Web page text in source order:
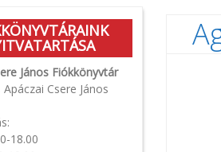
János Fiókkönyvtár
Csere János
18.00